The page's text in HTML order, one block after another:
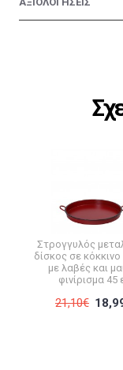
Στρογγυλός
δίσκος σε
με λαβές και
φινίρισμα 45
21,10€